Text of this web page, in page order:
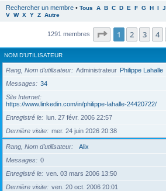
Rechercher un membre • Tous A B C D E F G H I J
V W X Y Z Autre
1291 membres Page 1sur26
1 2 3 4
NOM D’UTILISATEUR
Rang, Nom d’utilisateur Administrateur Philippe Lahalle
Messages
34
Site Internet
https://www.linkedin.com/in/philippe-lahalle-24420722/
Enregistré le
lun. 27 févr. 2006 22:57
Dernière visite
mer. 24 juin 2026 20:38
Rang, Nom d’utilisateur
Alix
Messages
0
Enregistré le
ven. 03 mars 2006 13:50
Dernière visite
ven. 20 oct. 2006 20:01